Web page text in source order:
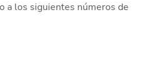
a los siguientes números de